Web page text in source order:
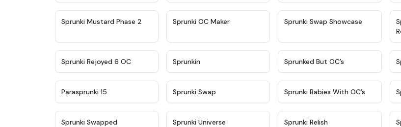
★ 4.4
Sprunki Mustard Phase 2 Sprunki OC Maker ★ 4.6
Sprunki Swap Showcase
★
Sprunki Rejoyed 6 OC Sprunkin Sprunked But OC’s
Parasprunki 15 Sprunki Swap ★ 4.8
Sprunki Babies With OC’s
Sprunki Swapped Sprunki Universe Sprunki Relish